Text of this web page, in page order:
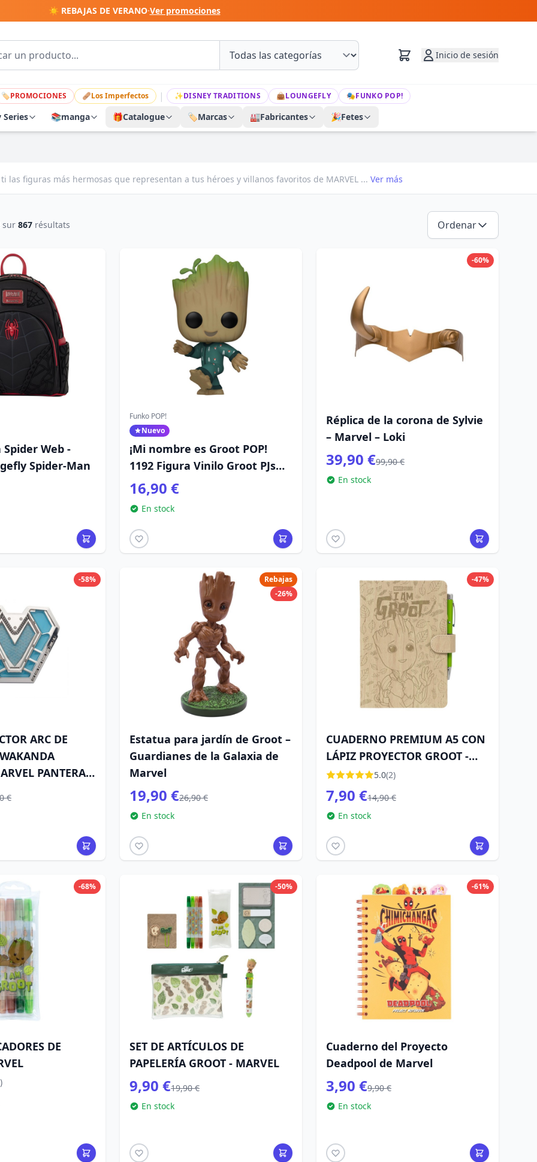
☀️ REBAJAS DE VERANO·Ver promociones
Inicio de sesión
🏷PROMOCIONES 🩹Los Imperfectos | ✨DISNEY TRADITIONS 👜LOUNGEFLY 🎭FUNKO POP!
Series 📚manga 🎁Catalogue 🏷️Marcas 🏭Fabricantes 🎉Fetes
las figuras más hermosas que representan a tus héroes y villanos favoritos de MARVEL ... Ver más
sur 867 résultats Ordenar
Web -
Spider-Man
Funko POP!
Nuevo
¡Mi nombre es Groot POP!
1192 Figura Vinilo Groot PJs
(bailando) 9 cm
16,90 €
En stock
-60%
Réplica de la corona de Sylvie
– Marvel – Loki
39,90 €99,90 €
En stock
-58%
ARC DE
PANTERA
€
Rebajas
-26%
Estatua para jardín de Groot –
Guardianes de la Galaxia de
Marvel
19,90 €26,90 €
En stock
-47%
CUADERNO PREMIUM A5 CON
LÁPIZ PROYECTOR GROOT -
MARVEL 5.0(2)
7,90 €14,90 €
En stock
-68%
DE
-50%
SET DE ARTÍCULOS DE
PAPELERÍA GROOT - MARVEL
9,90 €19,90 €
En stock
-61%
Cuaderno del Proyecto
Deadpool de Marvel
3,90 €9,90 €
En stock